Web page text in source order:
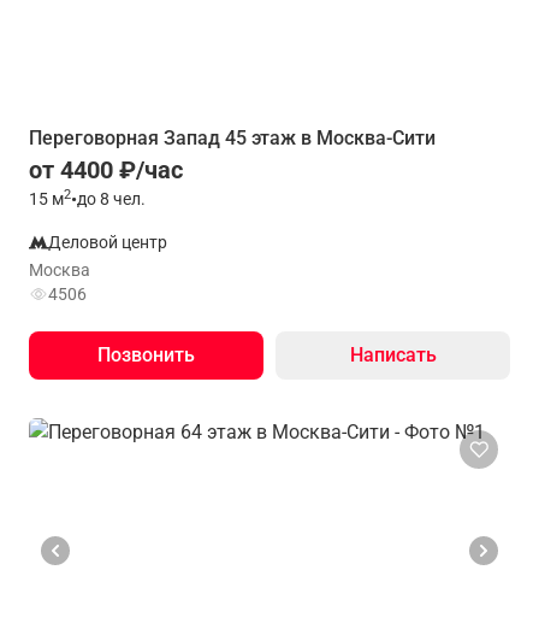
Переговорная Запад 45 этаж в Москва-Сити
от 4400 ₽/час
15 м2•до 8 чел.
Деловой центр
Москва
4506
Позвонить Написать